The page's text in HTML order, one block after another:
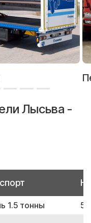
Лысьва -
1.5 тонны